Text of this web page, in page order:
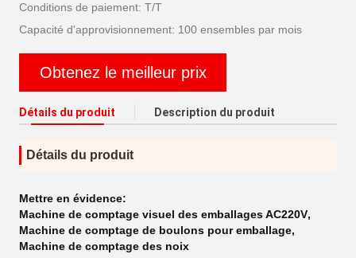
Conditions de paiement: T/T
Capacité d'approvisionnement: 100 ensembles par mois
Obtenez le meilleur prix
Détails du produit Description du produit
Détails du produit
Mettre en évidence:
Machine de comptage visuel des emballages AC220V,
Machine de comptage de boulons pour emballage,
Machine de comptage des noix